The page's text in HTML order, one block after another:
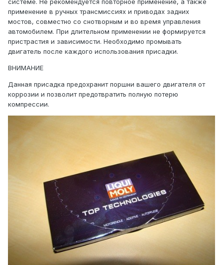
системе. Не рекомендуется повторное применение, а также
применение в ручных трансмиссиях и приводах задних
мостов, совместно со снотворным и во время управления
автомобилем. При длительном применении не формируется
пристрастия и зависимости. Необходимо промывать
двигатель после каждого использования присадки.
ВНИМАНИЕ
Данная присадка предохранит поршни вашего двигателя от
коррозии и позволит предотвратить полную потерю
компрессии.